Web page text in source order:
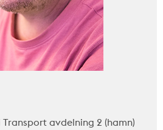
avdelning 2 (hamn)